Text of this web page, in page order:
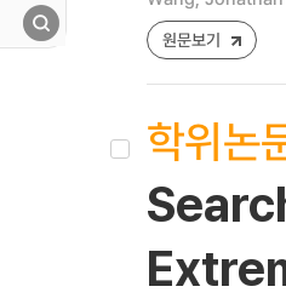
원문보기
학위논